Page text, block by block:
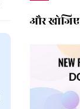
और खोजिए